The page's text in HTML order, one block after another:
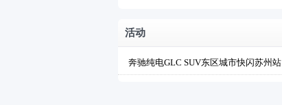
活动
奔驰纯电GLC SUV东区城市快闪苏州站